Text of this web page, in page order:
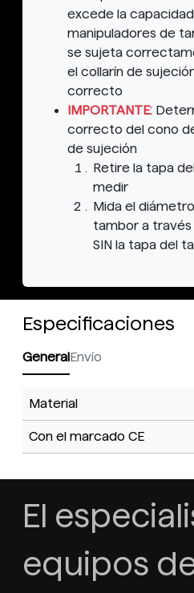
excede la
manipuladores de
se sujeta
el collarín de
correcto
IMPORTANTE:
correcto del cono
de sujeción
Retire la tapa
medir
Mida el diámetro
tambor a
SIN la tapa del
Especificaciones
GeneralEnvío
Material
Con el marcado CE
El
equipos